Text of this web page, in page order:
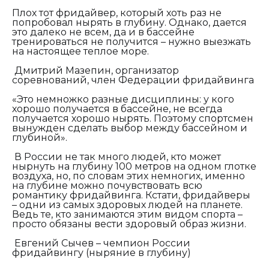
Плох тот фридайвер, который хоть раз не
попробовал нырять в глубину. Однако, дается
это далеко не всем, да и в бассейне
тренироваться не получится – нужно выезжать
на настоящее теплое море.
Дмитрий Мазепин, организатор
соревнований, член Федерации фридайвинга
«Это немножко разные дисциплины: у кого
хорошо получается в бассейне, не всегда
получается хорошо нырять. Поэтому спортсмен
вынужден сделать выбор между бассейном и
глубиной».
В России не так много людей, кто может
нырнуть на глубину 100 метров на одном глотке
воздуха, но, по словам этих немногих, именно
на глубине можно почувствовать всю
романтику фридайвинга. Кстати, фридайверы
– одни из самых здоровых людей на планете.
Ведь те, кто занимаются этим видом спорта –
просто обязаны вести здоровый образ жизни.
Евгений Сычев – чемпион России
фридайвингу (ныряние в глубину)